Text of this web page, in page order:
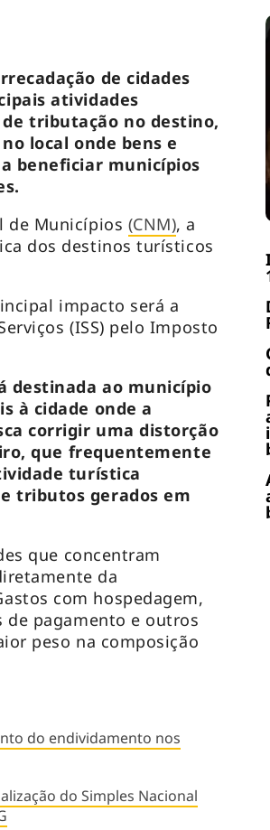
de cidades
atividades
de tributação no destino,
local onde bens e
beneficiar municípios
de Municípios (CNM), a
dos destinos turísticos
impacto será a
(ISS) pelo Imposto
destinada ao município
à cidade onde a
corrigir uma distorção
que frequentemente
turística
tributos gerados em
que concentram
da
com hospedagem,
pagamento e outros
peso na composição
do endividamento nos
do Simples Nacional